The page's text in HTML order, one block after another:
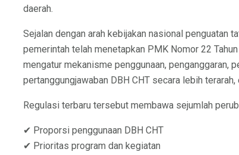
daerah.
Sejalan dengan arah kebijakan nasional penguatan
pemerintah telah menetapkan PMK Nomor 22
mengatur mekanisme penggunaan, penganggaran,
pertanggungjawaban DBH CHT secara lebih
Regulasi terbaru tersebut membawa sejumlah
✔ Proporsi penggunaan DBH CHT
✔ Prioritas program dan kegiatan